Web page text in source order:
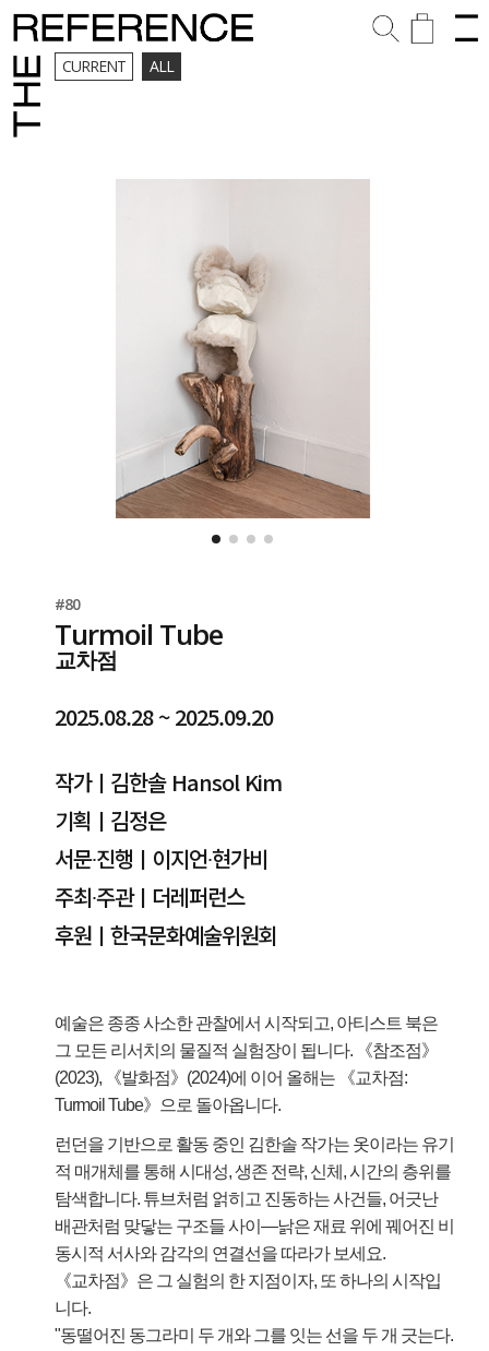
CURRENT ALL
#80
Turmoil Tube
교차점
2025.08.28 ~ 2025.09.20
작가ㅣ김한솔 Hansol Kim
기획ㅣ김정은
서문∙진행ㅣ이지언∙현가비
주최∙주관ㅣ더레퍼런스
후원ㅣ한국문화예술위원회
예술은 종종 사소한 관찰에서 시작되고, 아티스트 북은
그 모든 리서치의 물질적 실험장이 됩니다.
《참조점》
(2023), 《발화점》(2024)에 이어 올해는 《교차점:
Turmoil Tube》으로 돌아옵니다.
런던을 기반으로 활동 중인 김한솔 작가는 옷이라는 유기
적 매개체를 통해 시대성, 생존 전략, 신체, 시간의 층위를
탐색합니다. 튜브처럼 얽히고 진동하는 사건들, 어긋난
배관처럼 맞닿는 구조들 사이—낡은 재료 위에 꿰어진 비
동시적 서사와 감각의 연결선을 따라가 보세요.
《교차점》은 그 실험의 한 지점이자, 또 하나의 시작입
니다.
"동떨어진 동그라미 두 개와 그를 잇는 선을 두 개 긋는다.